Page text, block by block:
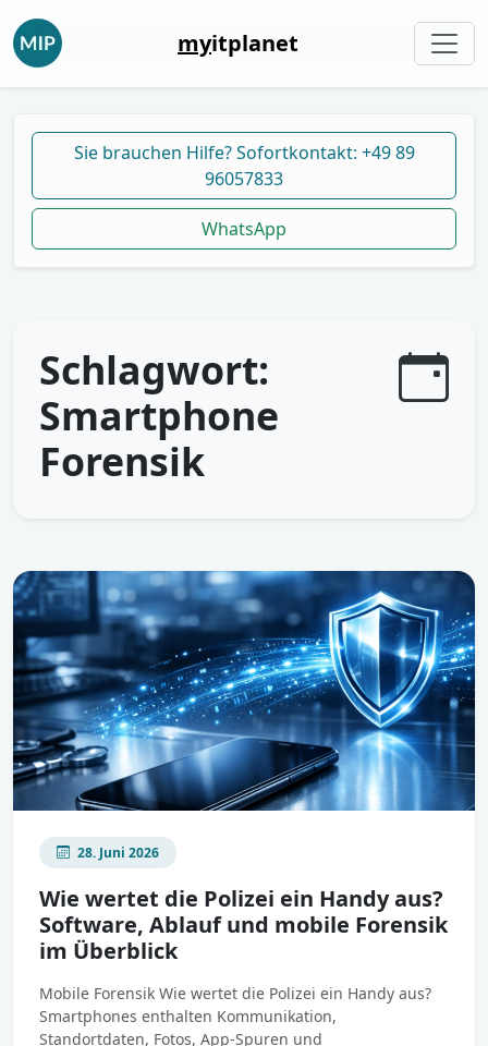
myitplanet
Sie brauchen Hilfe? Sofortkontakt: +49 89
96057833
WhatsApp
Schlagwort:
Smartphone
Forensik
28. Juni 2026
Wie wertet die Polizei ein Handy aus?
Software, Ablauf und mobile Forensik
im Überblick
Mobile Forensik Wie wertet die Polizei ein Handy aus?
Smartphones enthalten Kommunikation,
Standortdaten, Fotos, App-Spuren und